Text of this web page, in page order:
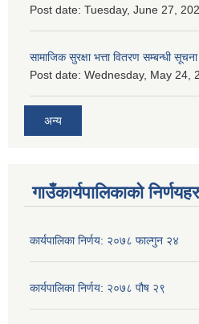
Post date: Tuesday, June 27,
सामाजिक सुरक्षा भत्ता वितरण सम्बन्धी
Post date: Wednesday, May 24,
अन्य
गाउँकार्यपालिकाको
कार्यपालिका निर्णय: २०७८ फाल्गुन २४
कार्यपालिका निर्णय: २०७८ पौष २९